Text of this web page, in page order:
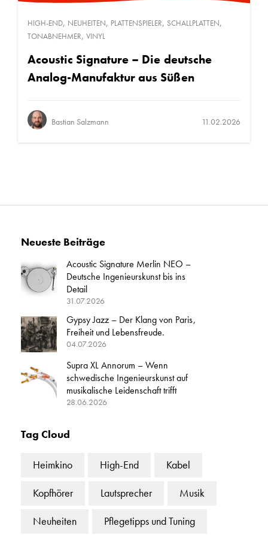
HIGH-END, NEUHEITEN, PLATTENSPIELER, SCHALLPLATTEN,
TONABNEHMER, VINYL
Acoustic Signature – Die deutsche
Analog-Manufaktur aus Süßen
Bastian Salzmann 11.02.2026
Neueste Beiträge
Acoustic Signature Merlin NEO –
Deutsche Ingenieurskunst bis ins
Detail
31.07.2026
Gypsy Jazz – Der Klang von Paris,
Freiheit und Lebensfreude.
04.07.2026
Supra XL Annorum – Wenn
schwedische Ingenieurskunst auf
musikalische Leidenschaft trifft
28.06.2026
Tag Cloud
Heimkino High-End Kabel
Kopfhörer Lautsprecher Musik
Neuheiten Pflegetipps und Tuning